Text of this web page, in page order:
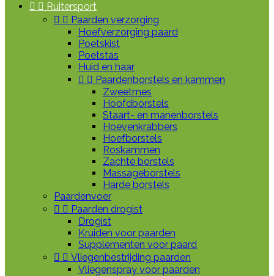
  Ruitersport
  Paarden verzorging
Hoefverzorging paard
Poetskist
Poetstas
Huid en haar
  Paardenborstels en kammen
Zweetmes
Hoofdborstels
Staart- en manenborstels
Hoevenkrabbers
Hoefborstels
Roskammen
Zachte borstels
Massageborstels
Harde borstels
Paardenvoer
  Paarden drogist
Drogist
Kruiden voor paarden
Supplementen voor paard
  Vliegenbestrijding paarden
Vliegenspray voor paarden